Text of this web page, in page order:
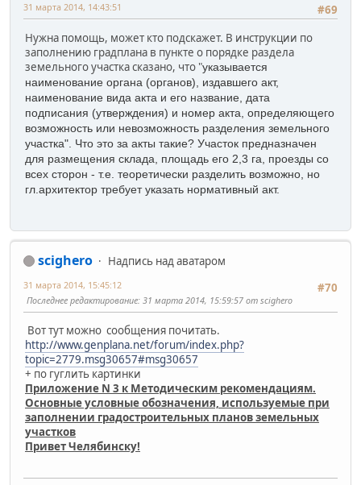
#69
31 марта 2014, 14:43:51
Нужна помощь, может кто подскажет. В инструкции по
заполнению градплана в пункте о порядке раздела
земельного участка сказано, что "указывается
наименование органа (органов), издавшего акт,
наименование вида акта и его название, дата
подписания (утверждения) и номер акта, определяющего
возможность или невозможность разделения земельного
участка". Что это за акты такие? Участок предназначен
для размещения склада, площадь его 2,3 га, проезды со
всех сторон - т.е. теоретически разделить возможно, но
гл.архитектор требует указать нормативный акт.
scighero
Надпись над аватаром
#70
31 марта 2014, 15:45:12
Последнее редактирование: 31 марта 2014, 15:59:57 от scighero
Вот тут можно сообщения почитать.
http://www.genplana.net/forum/index.php?
topic=2779.msg30657#msg30657
+ по гуглить картинки
Приложение N 3 к Методическим рекомендациям.
Основные условные обозначения, используемые при
заполнении градостроительных планов земельных
участков
Привет Челябинску!